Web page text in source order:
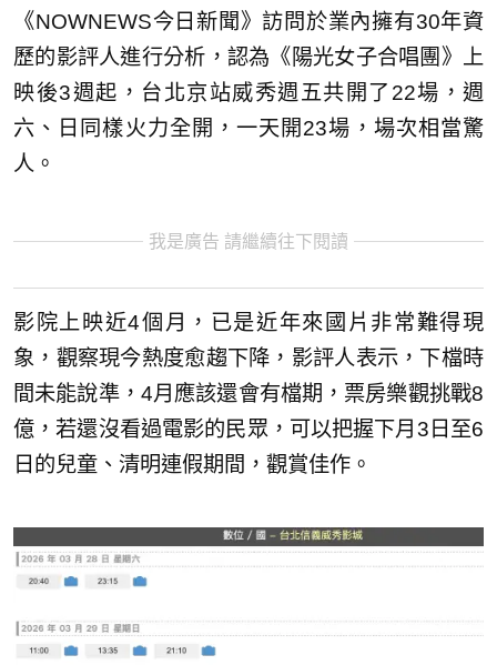
《NOWNEWS今日新聞》訪問於業內擁有30年資
歷的影評人進行分析，認為《陽光女子合唱團》上
映後3週起，台北京站威秀週五共開了22場，週
六、日同樣火力全開，一天開23場，場次相當驚
人。
我是廣告 請繼續往下閱讀
影院上映近4個月，已是近年來國片非常難得現
象，觀察現今熱度愈趨下降，影評人表示，下檔時
間未能說準，4月應該還會有檔期，票房樂觀挑戰8
億，若還沒看過電影的民眾，可以把握下月3日至6
日的兒童、清明連假期間，觀賞佳作。